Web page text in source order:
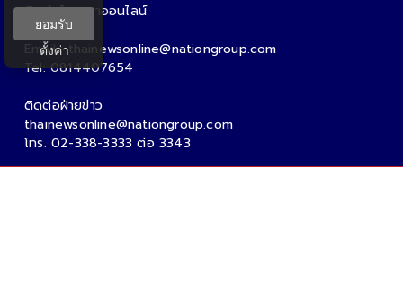
ติดต่อโฆษณาออนไลน์
คุณอ้อ
Email : thainewsonline@nationgroup.com
Tel: 0814407654
ติดต่อฝ่ายข่าว
thainewsonline@nationgroup.com
โทร. 02-338-3333 ต่อ 3343
ยอมรับ
ตั้งค่า